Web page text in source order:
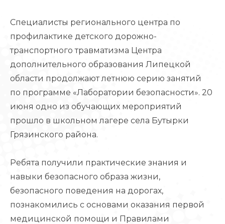
Специалисты регионального центра по
профилактике детского дорожно-
транспортного травматизма Центра
дополнительного образования Липецкой
области продолжают летнюю серию занятий
по программе «Лаборатории безопасности». 20
июня одно из обучающих мероприятий
прошло в школьном лагере села Бутырки
Грязинского района.
Ребята получили практические знания и
навыки безопасного образа жизни,
безопасного поведения на дорогах,
познакомились с основами оказания первой
медицинской помощи и Правилами